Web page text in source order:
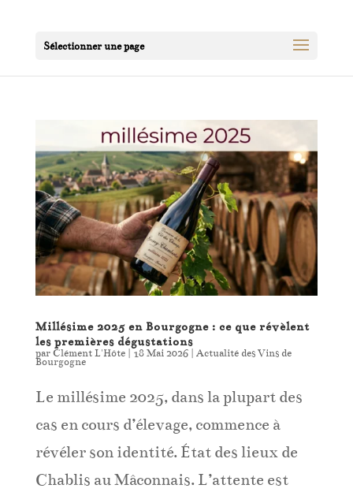
Sélectionner une page
Millésime 2025 en Bourgogne : ce que révèlent
les premières dégustations
parClément L'Hôte|18 Mai 2026| Actualité des Vins de
Bourgogne
Le millésime 2025, dans la plupart des
cas en cours d’élevage, commence à
révéler son identité. État des lieux de
Chablis au Mâconnais. L’attente est